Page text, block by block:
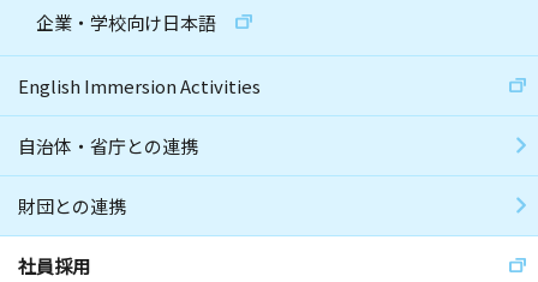
企業・学校向け日本語
English Immersion Activities
自治体・省庁との連携
財団との連携
社員採用